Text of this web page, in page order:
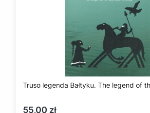
Truso legenda Bałtyku. The legend of
Cena
55,00 zł